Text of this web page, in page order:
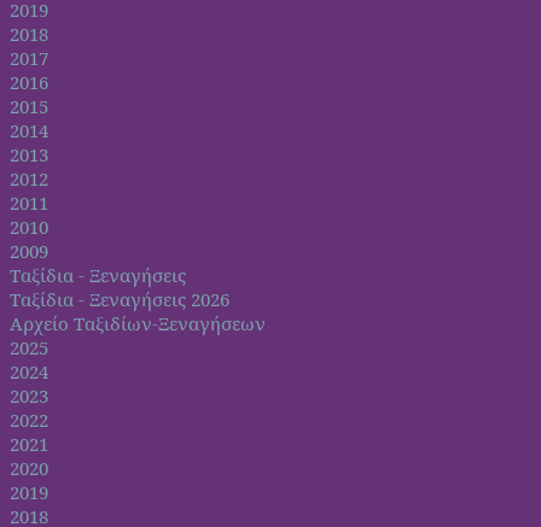
2019
2018
2017
2016
2015
2014
2013
2012
2011
2010
2009
Ταξίδια - Ξεναγήσεις
Ταξίδια - Ξεναγήσεις 2026
Αρχείο Ταξιδίων-Ξεναγήσεων
2025
2024
2023
2022
2021
2020
2019
2018